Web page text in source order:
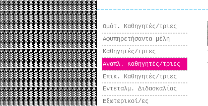
Ομότ. Καθηγητές/τριες
Αφυπηρετήσαντα μέλη
Καθηγητές/τριες
Αναπλ. Καθηγητές/τριες
Επικ. Καθηγητές/τριες
Εντεταλμ. Διδασκαλίας
Εξωτερικοί/ες